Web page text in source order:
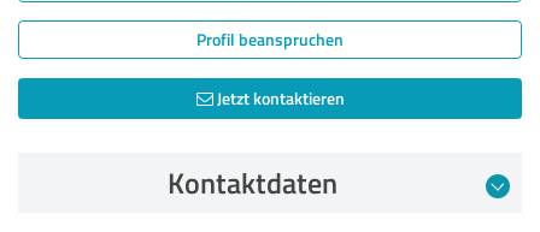
Profil beanspruchen
Jetzt kontaktieren
Kontaktdaten